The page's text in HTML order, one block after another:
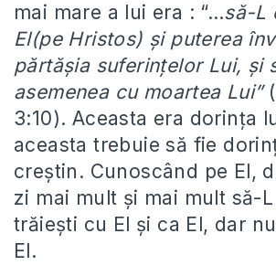
mai mare a lui era : “…să-L
El(pe Hristos) şi puterea
părtăşia suferinţelor Lui, şi
asemenea cu moartea Lui”
3:10). Aceasta era dorinţa
aceasta trebuie să fie
creştin. Cunoscând pe El,
zi mai mult şi mai mult să-
trăieşti cu El şi ca El, dar
El.